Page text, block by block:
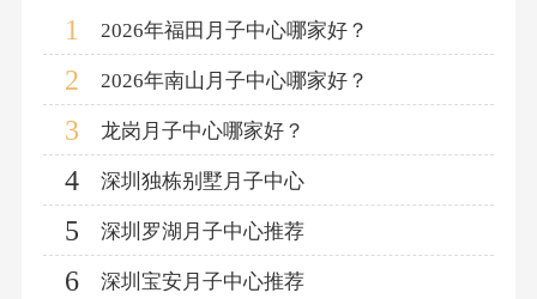
1 2026年福田月子中心哪家好？
2 2026年南山月子中心哪家好？
3 龙岗月子中心哪家好？
4 深圳独栋别墅月子中心
5 深圳罗湖月子中心推荐
6 深圳宝安月子中心推荐